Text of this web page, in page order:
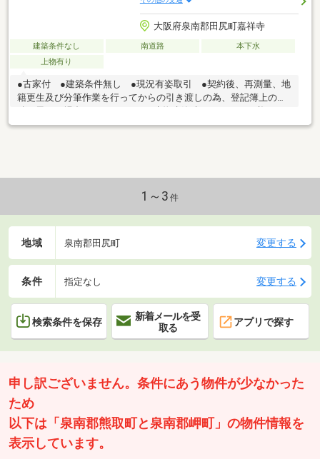
大阪府泉南郡田尻町嘉祥寺
建築条件なし 南道路
本下水
上物有り
●古家付 ●建築条件無し ●現況有姿取引 ●契約後、再測量、地
籍更生及び分筆作業を行ってからの引き渡しの為、登記簿上の面
購入者は自身か親族の方が居住する方のみでお願い致します。賃
1～3 件
地域 泉南郡田尻町 変更する
条件 指定なし 変更する
検索条件を保存
新着メールを受
取る
アプリで探す
申し訳ございません。条件にあう物件が少なかった
ため
以下は「泉南郡熊取町と泉南郡岬町」の物件情報を
表示しています。